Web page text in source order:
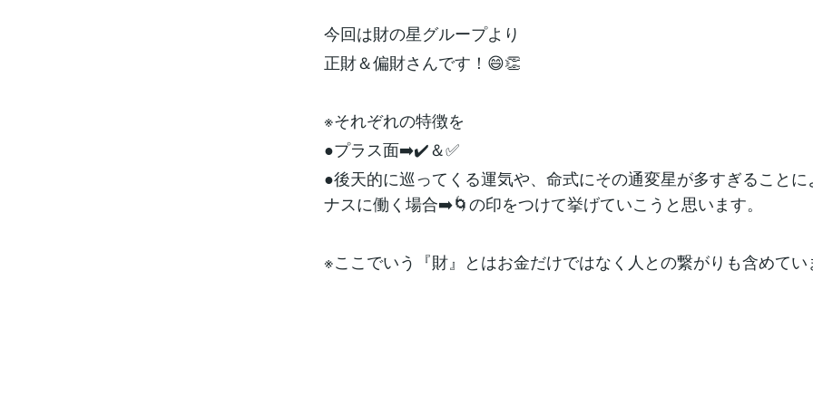
今回は財の星グループより
正財＆偏財さんです！😄👏
※それぞれの特徴を
●プラス面➡️✔️＆✅
●後天的に巡ってくる運気や、命式にその通変星が多すぎることに
ナスに働く場合➡️🌀の印をつけて挙げていこうと思います。
※ここでいう『財』とはお金だけではなく人との繋がりも含めて